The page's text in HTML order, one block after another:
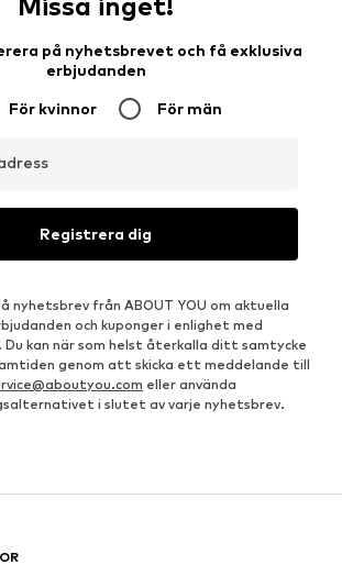
på nyhetsbrevet och få exklusiva
erbjudanden
För kvinnor För män
Registrera dig
nyhetsbrev från ABOUT YOU om aktuella
och kuponger i enlighet med
Du kan när som helst återkalla ditt samtycke
genom att skicka ett meddelande till
eller använda
i slutet av varje nyhetsbrev.